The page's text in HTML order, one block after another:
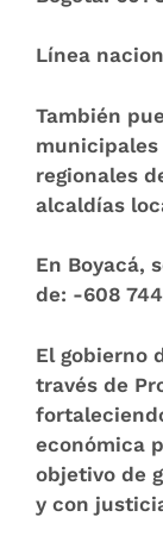
Línea
También
regionales
alcaldías
En Boyacá,
de: -608
El gobierno
través de
económica
objetivo de
y con